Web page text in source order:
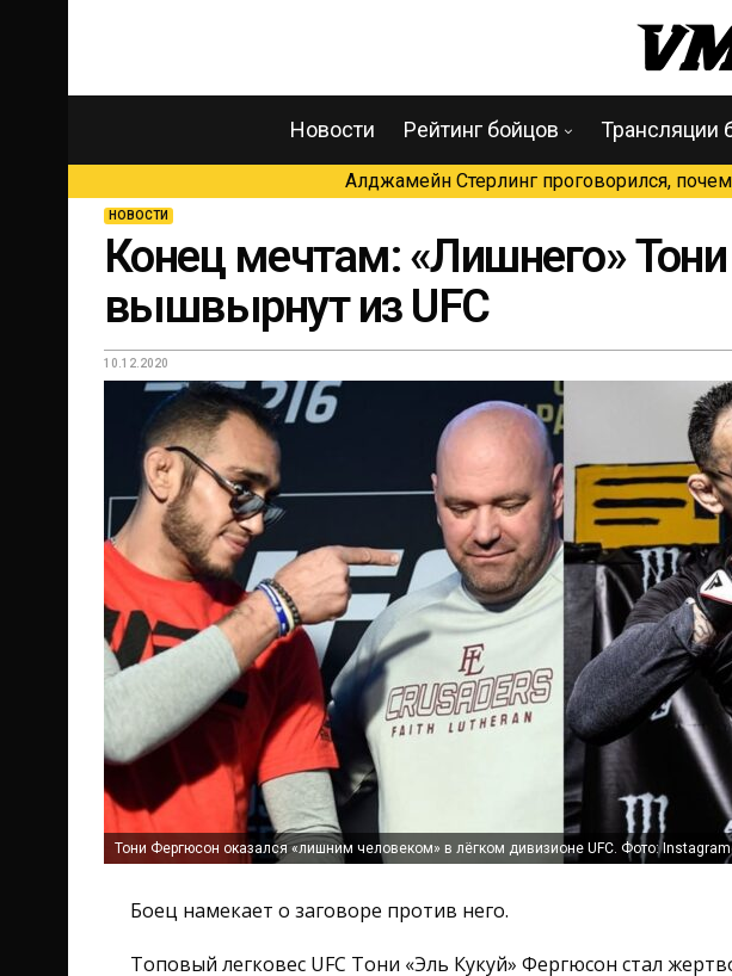
Новости Рейтинг бойцов Трансляции
Алджамейн Стерлинг проговорился,
НОВОСТИ
Конец мечтам: «Лишнего»
вышвырнут из UFC
10.12.2020
Тони Фергюсон оказался «лишним человеком» в лёгком дивизионе UFC. Фото:
Боец намекает о заговоре против него.
Топовый легковес UFC Тони «Эль Кукуй» Фергюсон стал